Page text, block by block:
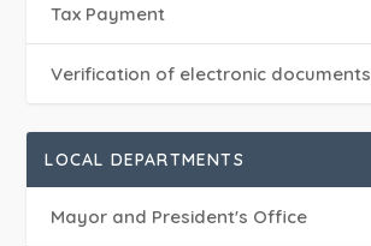
Tax Payment
Verification of electronic documents
LOCAL DEPARTMENTS
Mayor and President's Office